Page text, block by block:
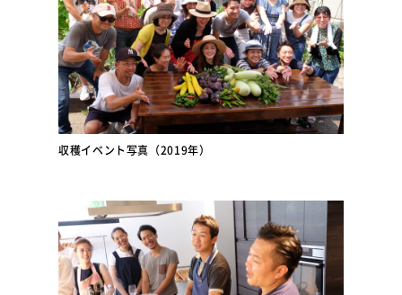
収穫イベント写真（2019年）